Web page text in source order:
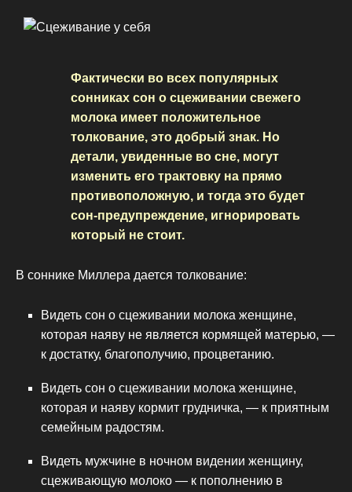
Фактически во всех популярных
сонниках сон о сцеживании свежего
молока имеет положительное
толкование, это добрый знак. Но
детали, увиденные во сне, могут
изменить его трактовку на прямо
противоположную, и тогда это будет
сон-предупреждение, игнорировать
который не стоит.
В соннике Миллера дается толкование:
Видеть сон о сцеживании молока женщине,
которая наяву не является кормящей матерью, —
к достатку, благополучию, процветанию.
Видеть сон о сцеживании молока женщине,
которая и наяву кормит грудничка, — к приятным
семейным радостям.
Видеть мужчине в ночном видении женщину,
сцеживающую молоко — к пополнению в